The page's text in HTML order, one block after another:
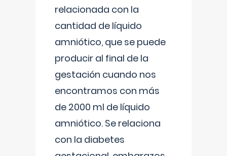
relacionada con la
cantidad de líquido
amniótico, que se puede
producir al final de la
gestación cuando nos
encontramos con más
de 2000 ml de líquido
amniótico. Se relaciona
con la diabetes